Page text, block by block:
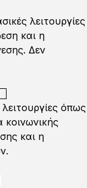
λειτουργίες
και η
Δεν
όπως
και η